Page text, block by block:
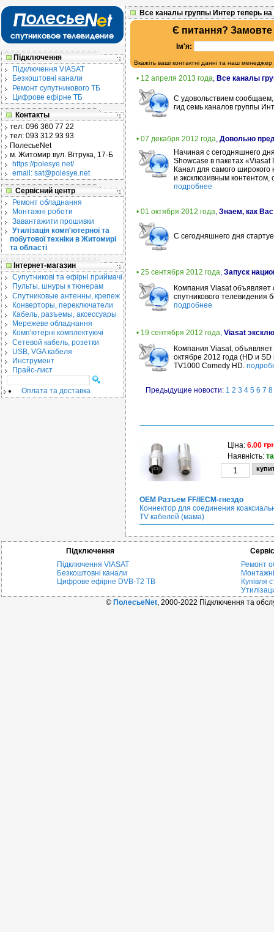
Підключення
Підключення VIASAT
Безкоштовні канали
Ремонт супутникового ТБ
Цифрове ефірне ТБ
Контакты
тел: 096 360 77 22
тел: 093 312 93 93
ПолесьеNet
м. Житомир вул. Вітрука, 17-Б
https://polesye.net/
email: sat@polesye.net
Сервісний центр
Ремонт обладнання
Монтажні роботи
Завантажити прошивки
Утилізація комп'ютерної та
побутової техніки в Житомирі
та області
Інтернет-магазин
Cупутникові та ефірні приймачі
Пульты, шнуры к тюнерам
Спутниковые антенны, крепеж
Конверторы, переключатели
Кабель, разъемы, аксессуары
Мережеве обладнання
Комп'ютерні комплектуючі
Сетевой кабель, розетки
USB, VGA кабеля
Инструмент
Прайс-лист
Оплата та доставка
Все каналы группы Интер теперь
Є питання? Замовте
Ім'я:
Вкажіть ваші контактні данні та наш
• 12 апреля 2013 года, Все каналы
C удовольствием
гид семь каналов группы
• 07 декабря 2012 года, Довольно
Начиная с сегодняшнего
Showcase в пакетах
Канал для самого широкого
и эксклюзивным
подробнее
• 01 октября 2012 года, Знаем, как
С сегодняшнего дня
• 25 сентября 2012 года, Запуск
Компания Viasat объявляет
спутникового телевидения
подробнее
• 19 сентября 2012 года, Viasat
Компания Viasat, объявляет
октябре 2012 года (HD и
TV1000 Comedy HD.
Предыдущие новости: 1 2 3 4 5 6 7 8
Ціна: 6.00
Наявність:
OEM Разъем FF/IECM-гнездо
Коннектор для соединения
TV кабелей (мама)
Підключення
Підключення VIASAT
Безкоштовні канали
Цифрове ефірне DVB-T2 ТВ
Ремонт
Купівля
© ПолесьеNet, 2000-2022 Підключення та